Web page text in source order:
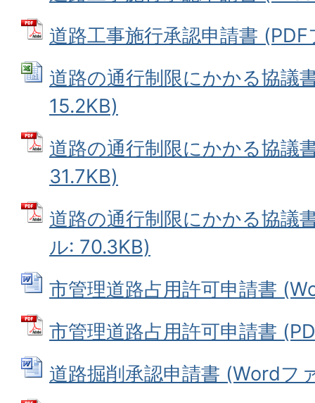
道路工事施行承認申請書
道路の通行制限にかかる協議
15.2KB)
道路の通行制限にかかる協議
31.7KB)
道路の通行制限にかかる協議
ル: 70.3KB)
市管理道路占用許可申請書
市管理道路占用許可申請書
道路掘削承認申請書 (Wordフ